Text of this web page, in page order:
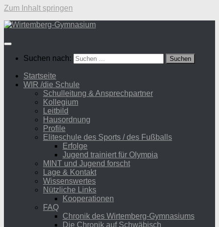
Zum Inhalt springen
Suchen nach:
Startseite
WIR /die Schule
Schulleitung & Ansprechpartner
Kollegium
Leitbild
Hausordnung
Profile
Eliteschule des Sports / des Fußballs
Erfolge
Jugend trainiert für Olympia
MINT und Jugend forscht
Lage & Kontakt
Wissenswertes
Nützliche Links
Kooperationen
FAQ
Chronik des Wirtemberg-Gymnasiums
Die Chronik auf Schwäbisch